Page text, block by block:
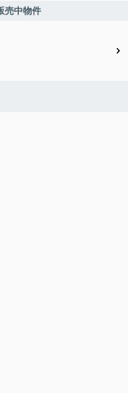
売中物件